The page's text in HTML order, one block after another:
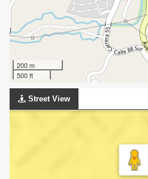
200 m
500 ft
Street View